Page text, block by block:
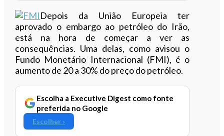
Ouvir este artigo
Depois da União Europeia ter
aprovado o embargo ao petróleo do Irão,
está na hora de começar a ver as
consequências. Uma delas, como avisou o
Fundo Monetário Internacional (FMI), é o
aumento de 20 a 30% do preço do petróleo.
Escolha a Executive Digest como fonte
preferida no Google
Escolher ›